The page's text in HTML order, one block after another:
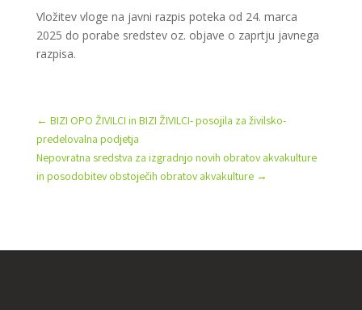
Vložitev vloge na javni razpis poteka od 24. marca
2025 do porabe sredstev oz. objave o zaprtju javnega
razpisa.
← BIZI OPO ŽIVILCI in BIZI ŽIVILCI- posojila za živilsko-
predelovalna podjetja
Nepovratna sredstva za izgradnjo novih obratov akvakulture
in posodobitev obstoječih obratov akvakulture→